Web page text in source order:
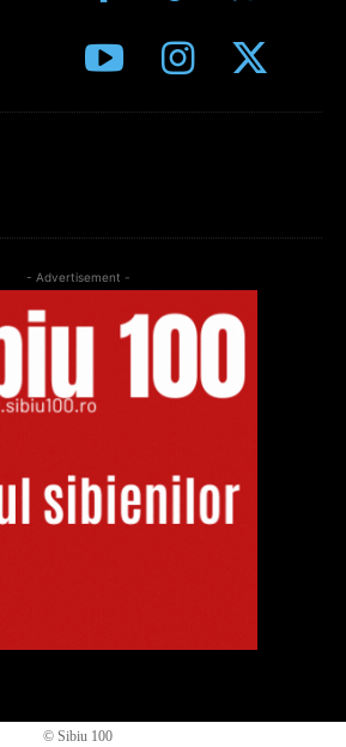
- Advertisement -
© Sibiu 100